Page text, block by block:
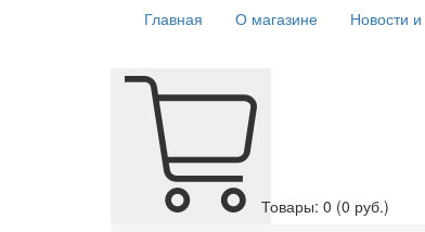
Главная О магазине Новости
Товары: 0 (0 руб.)